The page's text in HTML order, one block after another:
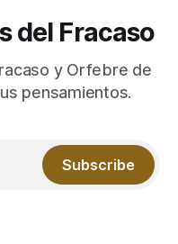
del Fracaso
y Orfebre de
pensamientos.
Subscribe